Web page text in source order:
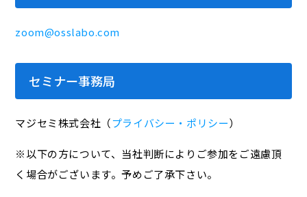
zoom@osslabo.com
セミナー事務局
マジセミ株式会社（プライバシー・ポリシー）
※以下の方について、当社判断によりご参加をご遠慮頂
く場合がございます。予めご了承下さい。